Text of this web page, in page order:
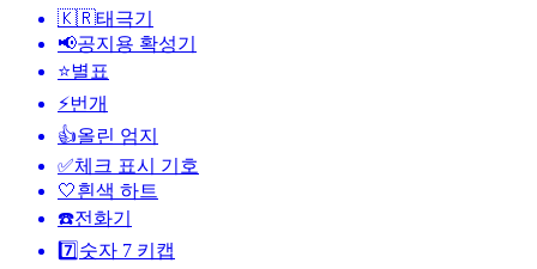
🇰🇷태극기
📢공지용 확성기
⭐별표
⚡번개
👍올린 엄지
✅체크 표시 기호
🤍흰색 하트
☎️전화기
7️⃣ 숫자 7 키캡